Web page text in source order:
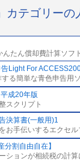
カテゴリー
たん償却費計算ソフ
Light For
る簡単な青色申告用
成20年版
スクリプト
決算書(一般用)1
お手伝いするエクセル
割自由自在】
ションが相続税の計